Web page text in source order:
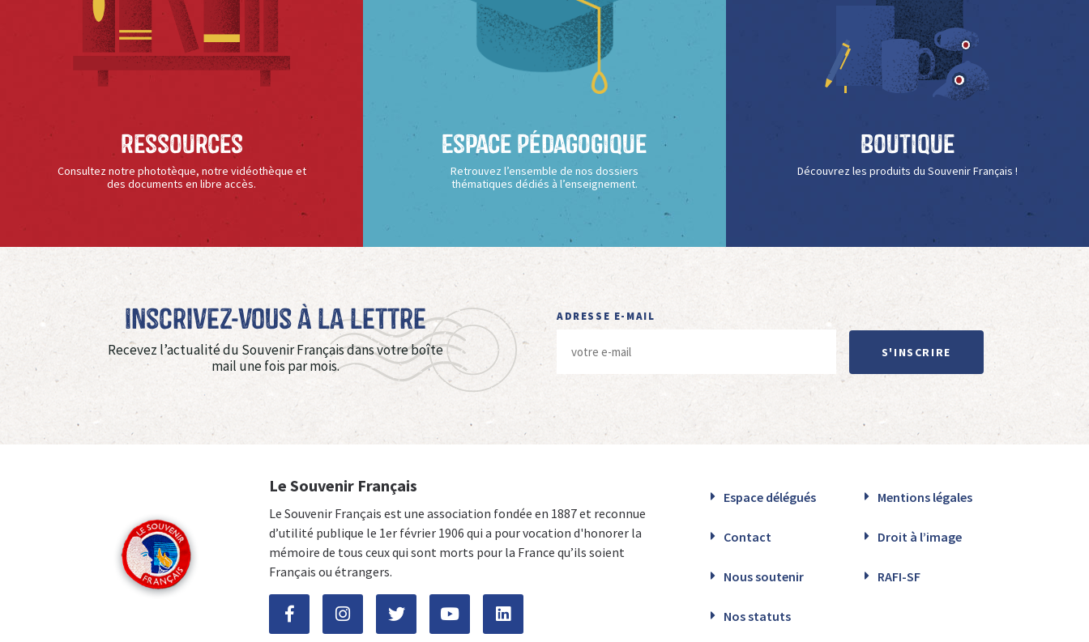
Ressources
Consultez notre phototèque, notre vidéothèque et
des documents en libre accès.
Espace Pédagogique
Retrouvez l’ensemble de nos dossiers
thématiques dédiés à l’enseignement.
Boutique
Découvrez les produits du Souvenir Français !
Inscrivez-vous à La Lettre
Recevez l’actualité du Souvenir Français dans votre boîte
mail une fois par mois.
ADRESSE E-MAIL
S'INSCRIRE
Le Souvenir Français
Le Souvenir Français est une association fondée en 1887 et reconnue
d’utilité publique le 1er février 1906 qui a pour vocation d'honorer la
mémoire de tous ceux qui sont morts pour la France qu’ils soient
Français ou étrangers.
Espace délégués Mentions légales
Contact Droit à l’image
Nous soutenir RAFI-SF
Nos statuts